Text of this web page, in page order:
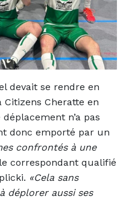
devait se rendre en
Citizens Cheratte en
n’a pas
donc emporté par un
confrontés à une
correspondant qualifié
«Cela sans
déplorer aussi ses